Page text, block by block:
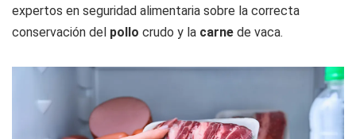
expertos en seguridad alimentaria sobre la correcta
conservación del pollo crudo y la carne de vaca.